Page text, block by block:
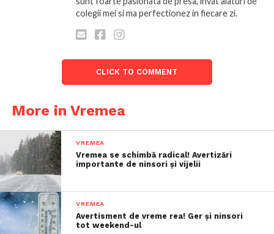
colegii mei si ma perfectionez in fiecare zi.
CLICK TO COMMENT
More in Vremea
VREMEA
Vremea se schimbă radical! Avertizări
importante de ninsori și vijelii
VREMEA
Avertisment de vreme rea! Ger și ninsori
tot weekend-ul